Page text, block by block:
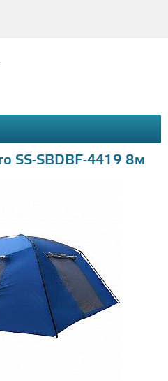
SS-SBDBF-4419 8м